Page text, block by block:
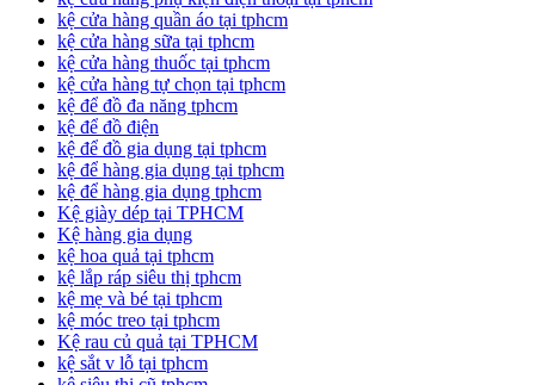
kệ cửa hàng quần áo tại tphcm
kệ cửa hàng sữa tại tphcm
kệ cửa hàng thuốc tại tphcm
kệ cửa hàng tự chọn tại tphcm
kệ để đồ đa năng tphcm
kệ để đồ điện
kệ để đồ gia dụng tại tphcm
kệ để hàng gia dụng tại tphcm
kệ để hàng gia dụng tphcm
Kệ giày dép tại TPHCM
Kệ hàng gia dụng
kệ hoa quả tại tphcm
kệ lắp ráp siêu thị tphcm
kệ mẹ và bé tại tphcm
kệ móc treo tại tphcm
Kệ rau củ quả tại TPHCM
kệ sắt v lỗ tại tphcm